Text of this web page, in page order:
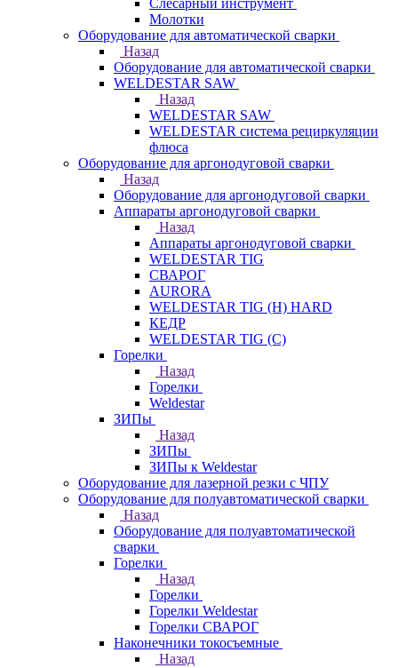
Слесарный инструмент
Молотки
Оборудование для автоматической сварки
Назад
Оборудование для автоматической сварки
WELDESTAR SAW
Назад
WELDESTAR SAW
WELDESTAR система рециркуляции
флюса
Оборудование для аргонодуговой сварки
Назад
Оборудование для аргонодуговой сварки
Аппараты аргонодуговой сварки
Назад
Аппараты аргонодуговой сварки
WELDESTAR TIG
СВАРОГ
AURORA
WELDESTAR TIG (H) HARD
КЕДР
WELDESTAR TIG (С)
Горелки
Назад
Горелки
Weldestar
ЗИПы
Назад
ЗИПы
ЗИПы к Weldestar
Оборудование для лазерной резки с ЧПУ
Оборудование для полуавтоматической сварки
Назад
Оборудование для полуавтоматической
сварки
Горелки
Назад
Горелки
Горелки Weldestar
Горелки СВАРОГ
Наконечники токосъемные
Назад